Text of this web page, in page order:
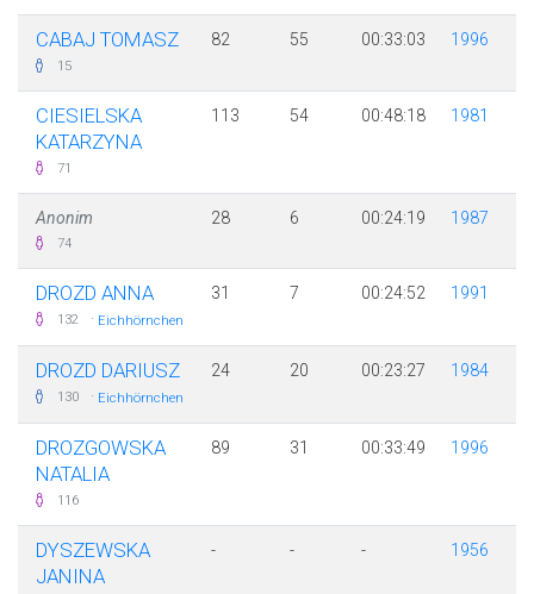
CABAJ TOMASZ
15
82 55 00:33:03 1996
CIESIELSKA
KATARZYNA
71
113 54 00:48:18 1981
Anonim
74
28 6 00:24:19 1987
DROZD ANNA
132 · Eichhörnchen
31 7 00:24:52 1991
DROZD DARIUSZ
130 · Eichhörnchen
24 20 00:23:27 1984
DROZGOWSKA
NATALIA
116
89 31 00:33:49 1996
DYSZEWSKA
JANINA
- - - 1956